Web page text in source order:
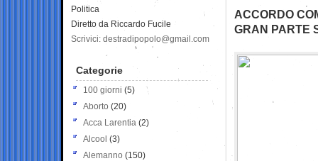
ACCORDO
GRAN PARTE
Politica
Diretto da Riccardo Fucile
Scrivici: destradipopolo@gmail.com
Categorie
100 giorni (5)
Aborto (20)
Acca Larentia (2)
Alcool (3)
Alemanno (150)